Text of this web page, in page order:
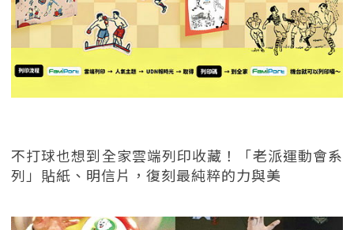
不打球也想到全家雲端列印收藏！「老派運動會系
列」貼紙、明信片，復刻最純粹的力與美